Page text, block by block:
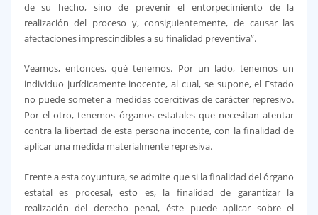
de su hecho, sino de prevenir el entorpecimiento de la
realización del proceso y, consiguientemente, de causar las
afectaciones imprescindibles a su finalidad preventiva”.
Veamos, entonces, qué tenemos. Por un lado, tenemos un
individuo jurídicamente inocente, al cual, se supone, el Estado
no puede someter a medidas coercitivas de carácter represivo.
Por el otro, tenemos órganos estatales que necesitan atentar
contra la libertad de esta persona inocente, con la finalidad de
aplicar una medida materialmente represiva.
Frente a esta coyuntura, se admite que si la finalidad del órgano
estatal es procesal, esto es, la finalidad de garantizar la
realización del derecho penal, éste puede aplicar sobre el